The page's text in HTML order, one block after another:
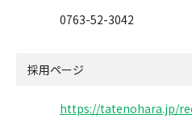
0763-52-3042
採用ページ
https://tatenohara.jp/